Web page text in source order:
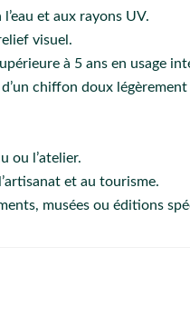
et aux rayons UV.
visuel.
à 5 ans en usage
chiffon doux
ou l’atelier.
et au tourisme.
musées ou éditions